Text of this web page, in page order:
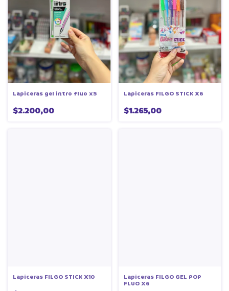
Lapiceras gel intro fluo x5
$2.200,00
Lapiceras FILGO STICK X6
$1.265,00
Lapiceras FILGO STICK X10 Lapiceras FILGO GEL POP
FLUO X6